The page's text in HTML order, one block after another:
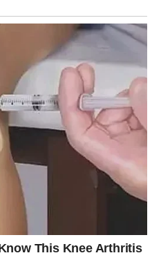
trenuci.
mogli bi vam potpuno
ono što je nekada
kada je najmanje
trenuci.